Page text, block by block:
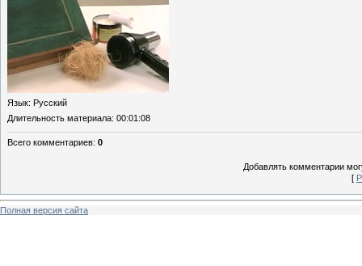
Язык: Русский
Длительность материала: 00:01:08
Всего комментариев: 0
Добавлять комментарии
[
Полная версия сайта